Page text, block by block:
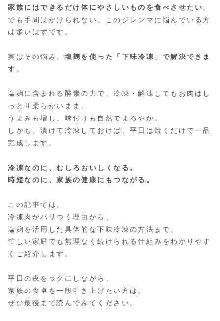
家族にはできるだけ体にやさしいものを食べさせたい 。
でも手間はかけられない。このジレンマに悩んでいる方
は多いはずです。
実はその悩み、 塩麹を使った「下味冷凍」で解決できま
す 。
塩麹に含まれる酵素の力で、冷凍・解凍してもお肉はし
っとり柔らかいまま。
うまみも増し、味付けも自然でまろやか。
しかも、漬けて冷凍しておけば、平日は焼くだけで一品
完成します。
冷凍なのに、むしろおいしくなる。
時短なのに、家族の健康にもつながる。
この記事では、
冷凍肉がパサつく理由から、
塩麹を活用した具体的な下味冷凍の方法まで、
忙しい家庭でも無理なく続けられる仕組みをわかりやす
くご紹介します。
平日の夜をラクにしながら、
家族の食卓を一段引き上げたい方は、
ぜひ最後まで読んでみてください。